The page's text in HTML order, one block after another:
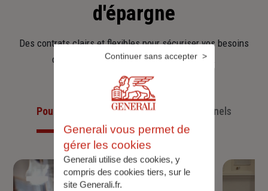
d'épargne
Des contrats clairs et flexibles pour sécuriser vos besoins
d’aujourd’hui et anticiper ceux de demain.
Pour les particuliersPour les professionnels
Generali vous permet de
gérer les cookies
Generali utilise des cookies, y
compris des cookies tiers, sur le
site Generali.fr.
Continuer sans accepter